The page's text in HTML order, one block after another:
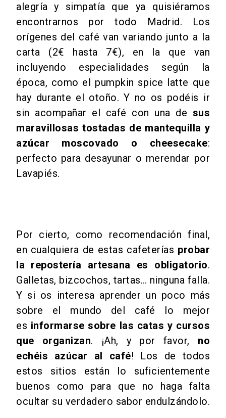
alegría y simpatía que ya quisiéramos
encontrarnos por todo Madrid. Los
orígenes del café van variando junto a la
carta (2€ hasta 7€), en la que van
incluyendo especialidades según la
época, como el pumpkin spice latte que
hay durante el otoño. Y no os podéis ir
sin acompañar el café con una de sus
maravillosas tostadas de mantequilla y
azúcar moscovado o cheesecake:
perfecto para desayunar o merendar por
Lavapiés.
Por cierto, como recomendación final,
en cualquiera de estas cafeterías probar
la repostería artesana es obligatorio.
Galletas, bizcochos, tartas… ninguna falla.
Y si os interesa aprender un poco más
sobre el mundo del café lo mejor
es informarse sobre las catas y cursos
que organizan. ¡Ah, y por favor, no
echéis azúcar al café! Los de todos
estos sitios están lo suficientemente
buenos como para que no haga falta
ocultar su verdadero sabor endulzándolo.